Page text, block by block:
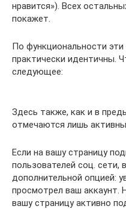
нравится»). Всех
покажет.
По функциональности
практически идентичны.
следующее:
Здесь также, как и в
отмечаются лишь
Если на вашу страницу
пользователей соц.
дополнительной опцией:
просмотрел ваш аккаунт.
вашу страницу активно